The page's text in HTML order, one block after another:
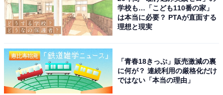
学校も…「こども110番の家」
は本当に必要？ PTAが直面する
理想と現実
「青春18きっぷ」販売激減の裏
に何が？ 連続利用の厳格化だけ
ではない「本当の理由」